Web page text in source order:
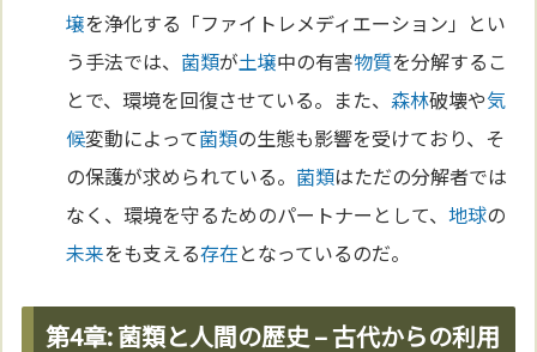
壌を浄化する「ファイトレメディエーション」とい
う手法では、 菌類が土壌中の有害物質を分解するこ
とで、環境を回復させている。また、 森林破壊や気
候変動によって菌類の生態も影響を受けており、そ
の保護が求められている。 菌類はただの分解者では
なく、環境を守るためのパートナーとして、地球の
未来をも支える存在となっているのだ。
第4章: 菌類と人間の歴史 – 古代からの利用